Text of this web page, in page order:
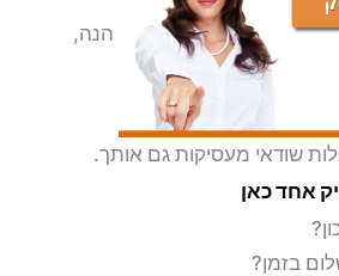
הנה,
שודאי מעסיקות גם אותך.
אחד כאן
בזמן?